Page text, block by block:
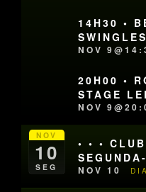
14H30 •
SWINGLES
NOV
20H00 •
STAGE
NOV
NOV
10
SEG
• • •
NOV 10